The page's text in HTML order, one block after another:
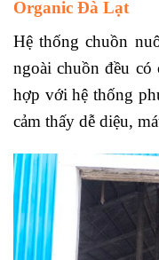
Organic Đà Lạt
Hệ thống chuồn
ngoài chuồn đều có
hợp với hệ thống
cảm thấy dễ diệu,